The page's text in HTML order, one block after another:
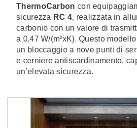
ThermoCarbon con
sicurezza RC 4, realizzata in
carbonio con un valore di
a 0,47 W/(m²xK). Questo
un bloccaggio a nove punti di
e cerniere antiscardinamento,
un’elevata sicurezza.